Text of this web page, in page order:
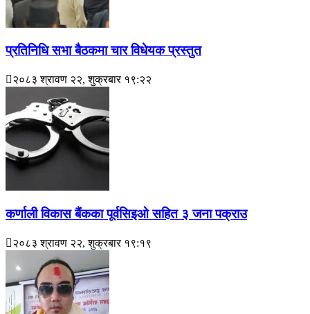
प्रतिनिधि सभा बैठकमा चार विधेयक प्रस्तुत
२०८३ श्रावण २२, शुक्रबार १९:२२
कर्णाली विकास बैंकका पूर्वसिइओ सहित ३ जना पक्राउ
२०८३ श्रावण २२, शुक्रबार १९:१९